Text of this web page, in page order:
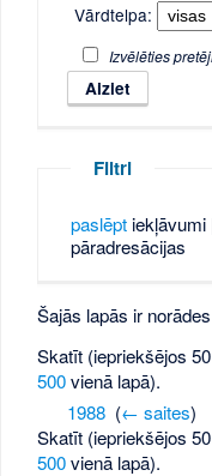
Vārdtelpa:
Izvēlēties
Filtri
paslēptiekļāvumi
pāradresācijas
Šajās lapās ir
Skatīt (iepriekšējos
500vienā lapā).
1988‎ (← saites)
Skatīt (iepriekšējos
500vienā lapā).